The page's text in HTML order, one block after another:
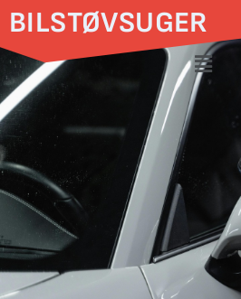
BILSTØVSUGER